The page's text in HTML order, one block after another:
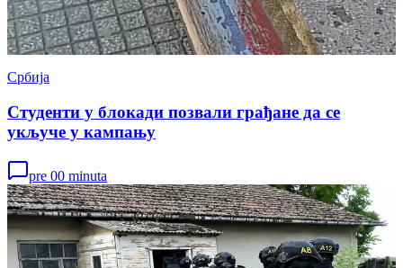
Србија
Студенти у блокади позвали грађане да се
укључе у кампању
pre 00 minuta